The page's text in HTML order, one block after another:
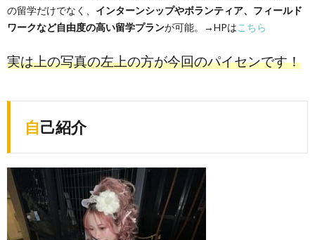
の留学だけでなく、 インターンシップやボランティア、フィールド
ワークなど自由度の高い留学プランが可能。→HPはこちら
実は上の写真の左上の方が今回のパイセンです！
自己紹介